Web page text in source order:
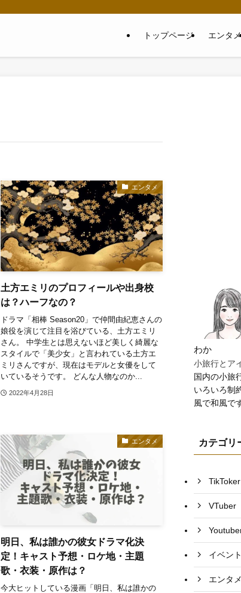
トップページ エンタメ
エンタメ
土方エミリのプロフィールや出身校
は？ハーフなの？
ドラマ「相棒 Season20」で仲間由紀恵さんの
娘役を演じて注目を浴びている、土方エミリ
さん。 中学生とは思えないほど美しく綺麗な
スタイルで「美少女」と言われている土方エ
ミリさんですが、現在はモデルと女優をして
いているそうです。 どんな人物なのか...
2022年4月28日
エンタメ
明日、私は誰かの彼女ドラマ化決
定！キャスト予想・ロケ地・主題
歌・衣装・原作は？
今大ヒットしている漫画「明日、私は誰かの
わか
小旅行とア
国内の小旅
いろいろ制
風で和風で
カテゴリ
TikToker
VTuber
イベント
エンタメ